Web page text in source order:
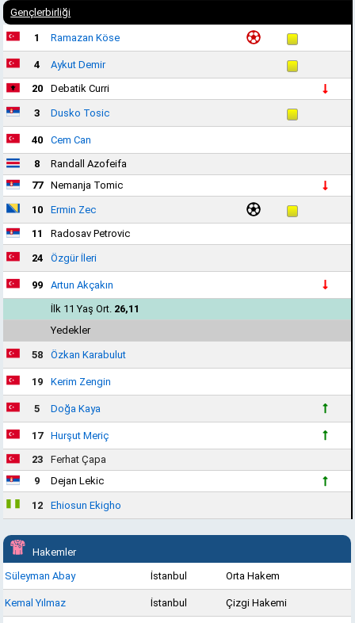
Gençlerbirliği
1 Ramazan Köse
4
Aykut Demir
20
Debatik Curri
3 Dusko Tosic
40
Cem Can
8
Randall Azofeifa
77
Nemanja Tomic
10
Ermin Zec
11
Radosav Petrovic
24 Özgür İleri
99
Artun Akçakın
İlk 11 Yaş Ort. 26,11
Yedekler
58 Özkan Karabulut
19 Kerim Zengin
5 Doğa Kaya
17
Hurşut Meriç
23
Ferhat Çapa
9
Dejan Lekic
12 Ehiosun Ekigho
Hakemler
Süleyman Abay
İstanbul Orta Hakem
Kemal Yılmaz İstanbul Çizgi Hakemi